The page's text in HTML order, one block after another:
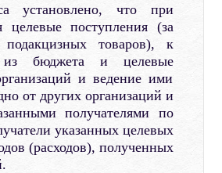
установлено, что при
целевые поступления (за
товаров), к
из бюджета и целевые
и ведение ими
от других организаций и
получателями по
указанных целевых
(расходов), полученных